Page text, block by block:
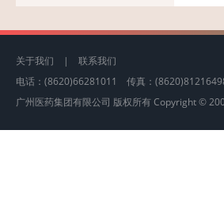
关于我们 | 联系我们
电话：(8620)66281011 传真：
广州医药集团有限公司 版权所有 Copyright ©